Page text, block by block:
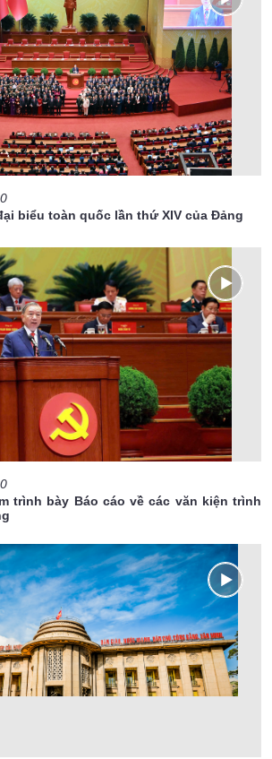
biểu toàn quốc lần thứ XIV của Đảng
trình bày Báo cáo về các văn kiện trình